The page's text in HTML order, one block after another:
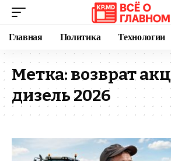
Главная Политика Технологии
Метка: возврат
дизель 2026